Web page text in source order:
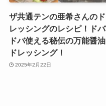
ザ共通テンの亜希さんのド
レッシングのレシピ！ドバ
ドバ使える秘伝の万能醤油
ドレッシング！
2025年2月22日